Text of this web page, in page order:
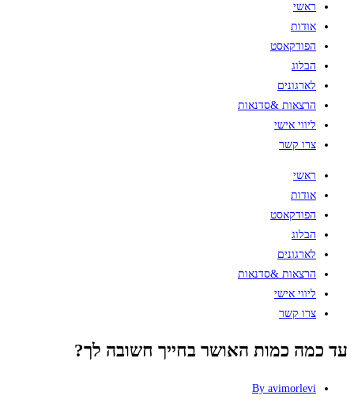
ראשי
אודות
הפודקאסט
הבלוג
לארגונים
הרצאות &סדנאות
ליווי אישי
צרו קשר
ראשי
אודות
הפודקאסט
הבלוג
לארגונים
הרצאות &סדנאות
ליווי אישי
צרו קשר
עד כמה כמות האושר בחייך חשובה לך?
By avimorlevi